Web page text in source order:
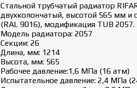
Стальной трубчатый радиатор
двухколончатый, высотой 565 мм и
(RAL 9016), модификация TUB 2057.
Модель радиатора: 2057
Секции: 26
Длина, мм: 1214
Высота, мм: 565
Рабочее давление:1,6 МПа (16 атм)
Испытательное давление: 2,4 МПа